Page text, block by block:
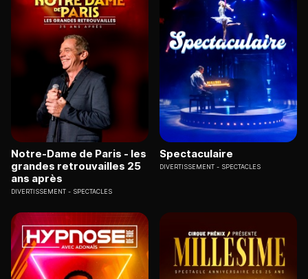
Notre-Dame de Paris - les
grandes retrouvailles 25
ans après
DIVERTISSEMENT SPECTACLES
Spectaculaire
DIVERTISSEMENT SPECTACLES